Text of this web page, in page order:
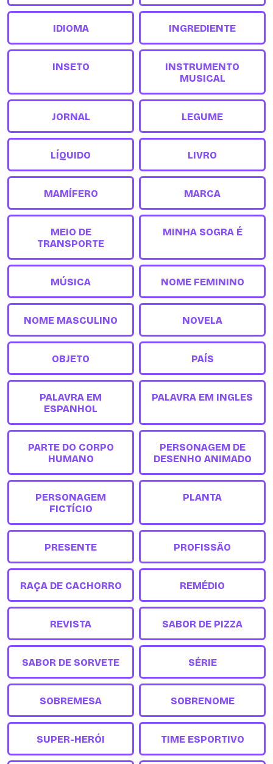
IDIOMA INGREDIENTE
INSETO
INSTRUMENTO
MUSICAL
JORNAL LEGUME
LÍQUIDO LIVRO
MAMÍFERO MARCA
MEIO DE
TRANSPORTE
MINHA SOGRA É
MÚSICA NOME FEMININO
NOME MASCULINO NOVELA
OBJETO PAÍS
PALAVRA EM
ESPANHOL
PALAVRA EM INGLES
PARTE DO CORPO
HUMANO
PERSONAGEM DE
DESENHO ANIMADO
PERSONAGEM
FICTÍCIO
PLANTA
PRESENTE PROFISSÃO
RAÇA DE CACHORRO REMÉDIO
REVISTA SABOR DE PIZZA
SABOR DE SORVETE SÉRIE
SOBREMESA SOBRENOME
SUPER-HERÓI TIME ESPORTIVO